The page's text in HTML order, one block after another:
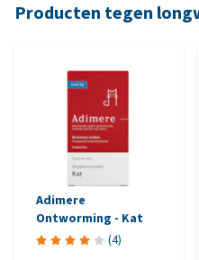
Producten tegen
Adimere
Ontworming - Kat
(4)